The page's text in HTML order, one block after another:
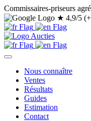
Commissaires-priseurs
★ 4,9/5
Nous connaître
Ventes
Résultats
Guides
Estimation
Contact